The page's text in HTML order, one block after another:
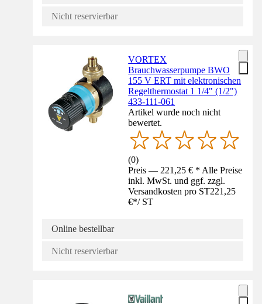
Nicht reservierbar
VORTEX
Brauchwasserpumpe BWO
155 V ERT mit elektronischen
Regelthermostat 1 1/4" (1/2")
433-111-061
Artikel wurde noch nicht
bewertet.
(0)
Preis — 221,25 € * Alle Preise
inkl. MwSt. und ggf. zzgl.
Versandkosten pro ST221,25
€*/ ST
Online bestellbar
Nicht reservierbar